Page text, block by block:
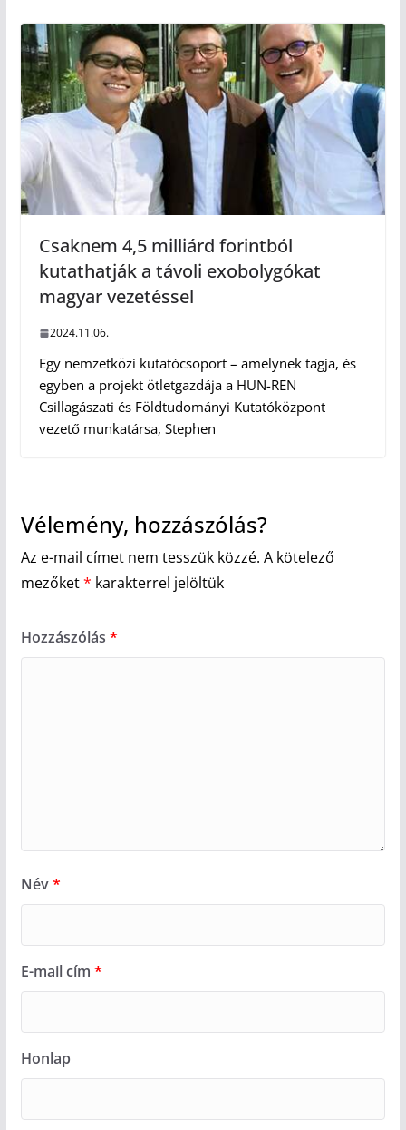
Csaknem 4,5 milliárd forintból
kutathatják a távoli exobolygókat
magyar vezetéssel
2024.11.06.
Egy nemzetközi kutatócsoport – amelynek tagja, és
egyben a projekt ötletgazdája a HUN-REN
Csillagászati és Földtudományi Kutatóközpont
vezető munkatársa, Stephen
Vélemény, hozzászólás?
Az e-mail címet nem tesszük közzé. A kötelező
mezőket* karakterrel jelöltük
Hozzászólás *
Név*
E-mail cím *
Honlap